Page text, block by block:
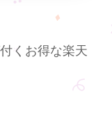
くお得な楽天